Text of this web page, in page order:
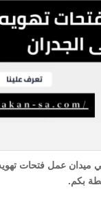
ميدان عمل فتحات
بكم.